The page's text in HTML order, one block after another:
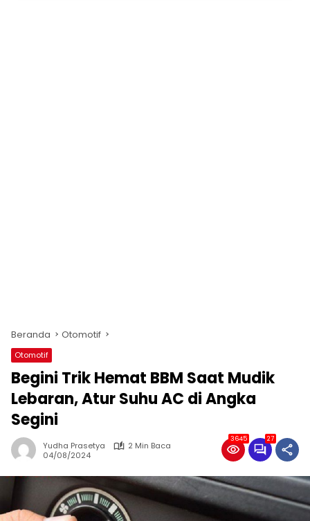
Beranda Otomotif
Otomotif
Begini Trik Hemat BBM Saat Mudik
Lebaran, Atur Suhu AC di Angka
Segini
Yudha Prasetya
2 Min Baca
04/08/2024
3645 27